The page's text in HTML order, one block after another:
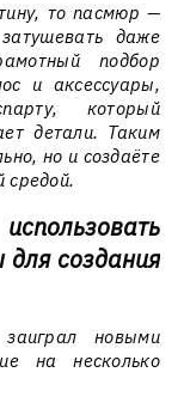
то пасмюр —
даже
подбор
и аксессуары,
который
детали. Таким
но и создаёте
создания
новыми
на несколько